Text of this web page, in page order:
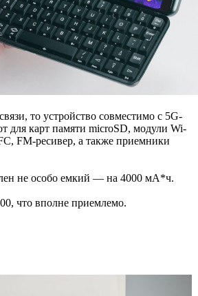
то устройство совместимо с 5G-
для карт памяти microSD, модули Wi-
FM-ресивер, а также приемники
не особо емкий — на 4000 мА*ч.
что вполне приемлемо.